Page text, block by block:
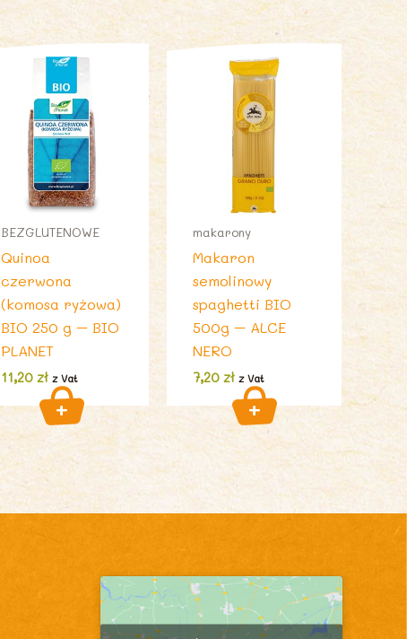
BEZGLUTENOWE
Quinoa
czerwona
(komosa ryżowa)
BIO 250 g – BIO
PLANET
11,20 zł z Vat
makarony
Makaron
semolinowy
spaghetti BIO
500g – ALCE
NERO
7,20zł z Vat